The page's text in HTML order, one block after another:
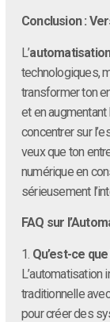
Conclusion :
L’
technologiques,
transformer ton
et en
concentrer sur
veux que ton
numérique en
sérieusement
FAQ sur
1. Qu’est-ce
L’automatisation
traditionnelle
pour créer des